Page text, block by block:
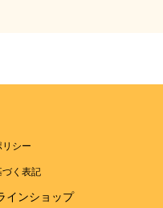
シー
づく表記
インショップ